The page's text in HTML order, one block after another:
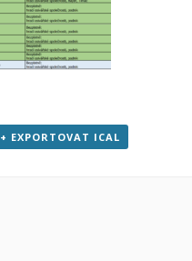
+ EXPORTOVAT ICAL